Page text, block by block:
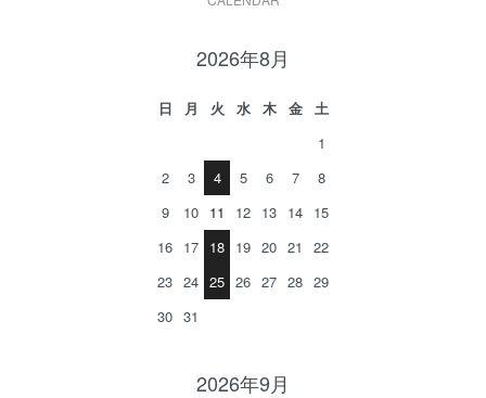
2026年8月
日 月 火 水 木 金
土
1
2
3 4 5 6 7
8
9
10 11 12 13 14 15
16 17 18 19 20 21
22
23 24 25 26 27 28 29
30 31
2026年9月